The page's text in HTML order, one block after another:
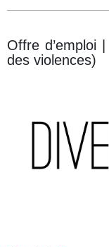
Offre d’emploi
des violences)